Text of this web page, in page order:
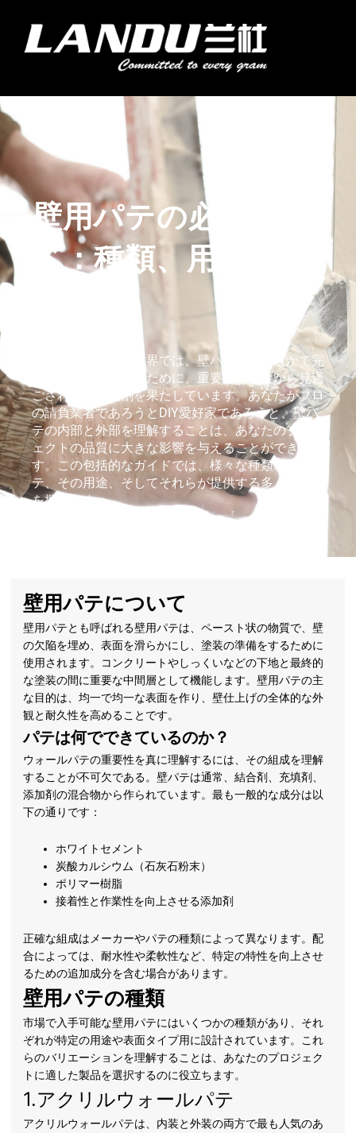
へ
ス
ー
壁用パテの必須ガイ
ド：種類、用途、利
建設と住宅改良の世界では、壁パテは、滑らかで完
璧な表面を達成するために、重要でありながら見過
ごされがちな役割を果たしています。あなたがプロ
の請負業者であろうとDIY愛好家であろうと、壁パ
テの内部と外部を理解することは、あなたのプロジ
ェクトの品質に大きな影響を与えることができま
す。この包括的なガイドでは、様々な種類の壁用パ
テ、その用途、そしてそれらが提供する多くの利点
を探ります。
壁用パテについて
壁用パテとも呼ばれる壁用パテは、ペースト状の物質で、壁
の欠陥を埋め、表面を滑らかにし、塗装の準備をするために
使用されます。コンクリートやしっくいなどの下地と最終的
な塗装の間に重要な中間層として機能します。壁用パテの主
な目的は、均一で均一な表面を作り、壁仕上げの全体的な外
観と耐久性を高めることです。
パテは何でできているのか？
ウォールパテの重要性を真に理解するには、その組成を理解
することが不可欠である。壁パテは通常、結合剤、充填剤、
添加剤の混合物から作られています。最も一般的な成分は以
下の通りです：
ホワイトセメント
炭酸カルシウム（石灰石粉末）
ポリマー樹脂
接着性と作業性を向上させる添加剤
正確な組成はメーカーやパテの種類によって異なります。配
合によっては、耐水性や柔軟性など、特定の特性を向上させ
るための追加成分を含む場合があります。
壁用パテの種類
市場で入手可能な壁用パテにはいくつかの種類があり、それ
ぞれが特定の用途や表面タイプ用に設計されています。これ
らのバリエーションを理解することは、あなたのプロジェク
トに適した製品を選択するのに役立ちます。
1.アクリルウォールパテ
アクリルウォールパテは、内装と外装の両方で最も人気のあ